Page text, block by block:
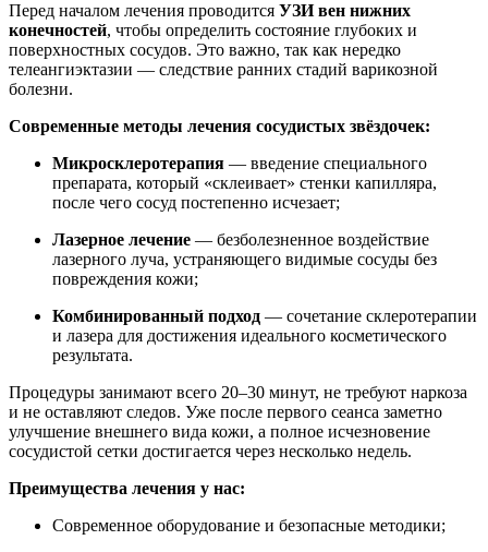
Перед началом лечения проводится УЗИ вен нижних
конечностей, чтобы определить состояние глубоких и
поверхностных сосудов. Это важно, так как нередко
телеангиэктазии — следствие ранних стадий варикозной
болезни.
Современные методы лечения сосудистых звёздочек:
Микросклеротерапия — введение специального
препарата, который «склеивает» стенки капилляра,
после чего сосуд постепенно исчезает;
Лазерное лечение — безболезненное воздействие
лазерного луча, устраняющего видимые сосуды без
повреждения кожи;
Комбинированный подход — сочетание склеротерапии
и лазера для достижения идеального косметического
результата.
Процедуры занимают всего 20–30 минут, не требуют наркоза
и не оставляют следов. Уже после первого сеанса заметно
улучшение внешнего вида кожи, а полное исчезновение
сосудистой сетки достигается через несколько недель.
Преимущества лечения у нас:
Современное оборудование и безопасные методики;